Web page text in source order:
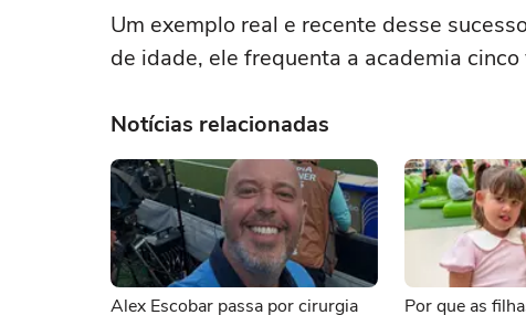
Um exemplo real e recente desse
de idade, ele frequenta a academia
Notícias relacionadas
Alex Escobar passa por cirurgia
Por que as